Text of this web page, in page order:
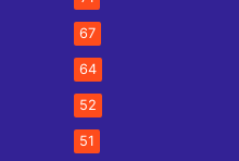
67
64
52
51